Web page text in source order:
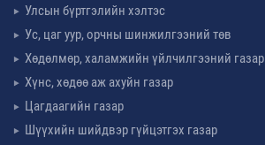
Улсын бүртгэлийн хэлтэс
Ус, цаг уур, орчны шинжилгээний төв
Хөдөлмөр, халамжийн үйлчилгээний газар
Хүнс, хөдөө аж ахуйн газар
Цагдаагийн газар
Шүүхийн шийдвэр гүйцэтгэх газар